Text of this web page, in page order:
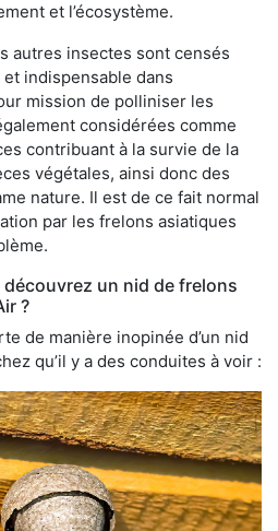
et l’écosystème.
autres insectes sont censés
indispensable dans
mission de polliniser les
considérées comme
contribuant à la survie de la
végétales, ainsi donc des
nature. Il est de ce fait normal
par les frelons asiatiques
un nid de frelons
?
de manière inopinée d’un nid
qu’il y a des conduites à voir :